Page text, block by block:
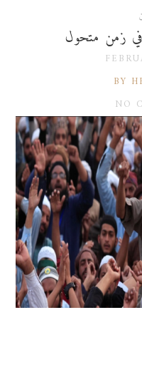
زمن متحول
BY
NO